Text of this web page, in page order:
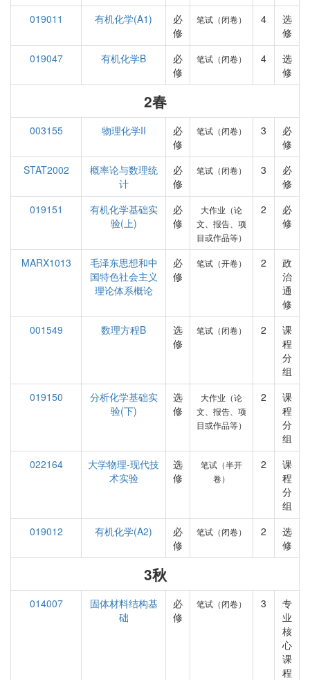
019011 有机化学(A1)
必
修
笔试（闭卷） 4
选
修
019047
有机化学B
必
修
笔试（闭卷） 4
选
修
2春
003155 物理化学II
必
修
笔试（闭卷） 3
必
修
STAT2002
概率论与数理统
计
必
修
笔试（闭卷） 3
必
修
019151
有机化学基础实
验(上)
必
修
大作业（论
文、报告、项
目或作品等）
2
必
修
MARX1013
毛泽东思想和中
国特色社会主义
理论体系概论
必
修
笔试（开卷） 2
政
治
通
修
001549
数理方程B
选
修
笔试（闭卷） 2
课
程
分
组
019150
分析化学基础实
验(下)
选
修
大作业（论
文、报告、项
目或作品等）
2
课
程
分
组
022164
大学物理-现代技
术实验
选
修
笔试（半开
卷）
2
课
程
分
组
019012
有机化学(A2)
必
修
笔试（闭卷） 2
选
修
3秋
014007
固体材料结构基
础
必
修
笔试（闭卷） 3
专
业
核
心
课
程